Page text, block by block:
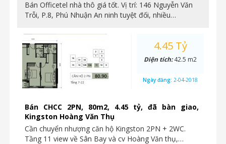
Bán Officetel nhà thô giá tốt. Vị trí: 146 Nguyễn Văn
Trỗi, P.8, Phú Nhuận An ninh tuyệt đối, nhiều…
Bán CHCC 2PN, 80m2, 4.45 tỷ, đã bàn giao,
Kingston Hoàng Văn Thụ
Cần chuyển nhượng căn hộ Kingston 2PN + 2WC.
Tầng 11 view về Sân Bay và cv Hoàng Văn thụ,…
4.45 Tỷ
Diện tích:42.5 m2
Ngày đăng: 2-04-2018